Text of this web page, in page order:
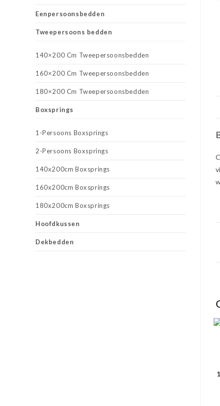
Eenpersoonsbedden
Tweepersoons bedden
140×200 Cm Tweepersoonsbedden
160×200 Cm Tweepersoonsbedden
180×200 Cm Tweepersoonsbedden
Boxsprings
1-Persoons Boxsprings
2-Persoons Boxsprings
140x200cm Boxsprings
160x200cm Boxsprings
180x200cm Boxsprings
Hoofdkussen
Dekbedden